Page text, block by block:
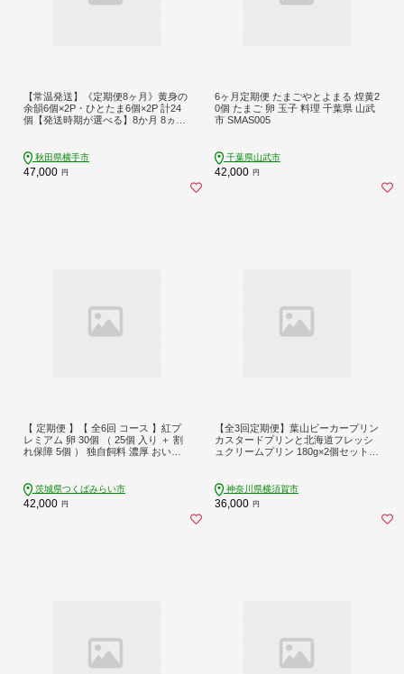
【常温発送】《定期便8ヶ月》黄身の
余韻6個×2P・ひとたま6個×2P 計24
個【発送時期が選べる】8か月 8ヵ月
養鶏場 至福のたまご 黄身の余韻 ひ
とたま タマゴ [8か月 8ヵ月 8カ月 8
ケ月 卵 玉子 たまご 2種類 味比べ 食
秋田県横手市
47,000 円
6ヶ月定期便 たまごやとよまる 煌黄2
0個 たまご 卵 玉子 料理 千葉県 山武
市 SMAS005
千葉県山武市
42,000 円
【 定期便 】【 全6回 コース 】紅プ
レミアム 卵 30個 （ 25個 入り ＋ 割
れ保障 5個 ） 独自飼料 濃厚 おいし
茨城県つくばみらい市
42,000 円
【全3回定期便】葉山ビーカープリン
カスタードプリンと北海道フレッシ
ュクリームプリン 180g×2個セット
神奈川県横須賀市
36,000 円